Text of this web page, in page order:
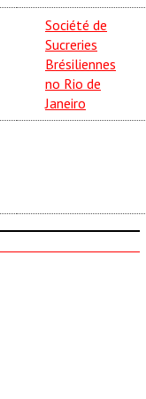
Société de
Sucreries
Brésiliennes
no Rio de
Janeiro